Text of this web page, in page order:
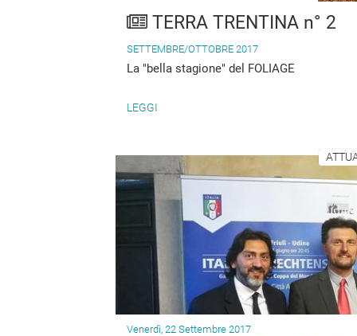
TERRA TRENTINA n° 2
SETTEMBRE/OTTOBRE 2017
La "bella stagione" del FOLIAGE
LEGGI
Venerdì, 22 Settembre 2017